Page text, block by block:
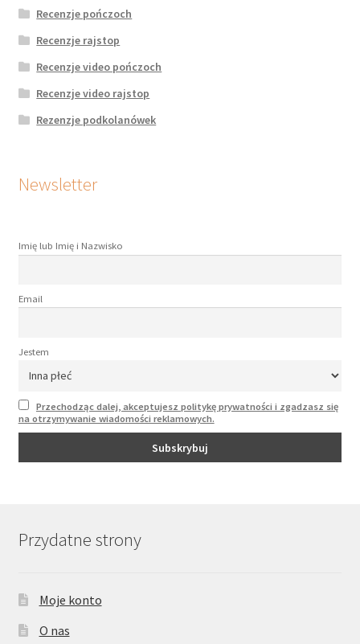
Recenzje pończoch
Recenzje rajstop
Recenzje video pończoch
Recenzje video rajstop
Rezenzje podkolanówek
Newsletter
Imię lub Imię i Nazwisko
Email
Jestem
Przechodząc dalej, akceptujesz politykę prywatności i zgadzasz się
na otrzymywanie wiadomości reklamowych.
Przydatne strony
Moje konto
O nas